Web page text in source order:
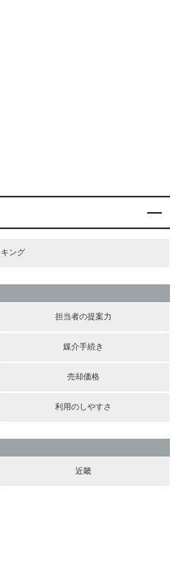
ング
担当者の提案力
媒介手続き
売却価格
利用のしやすさ
近畿